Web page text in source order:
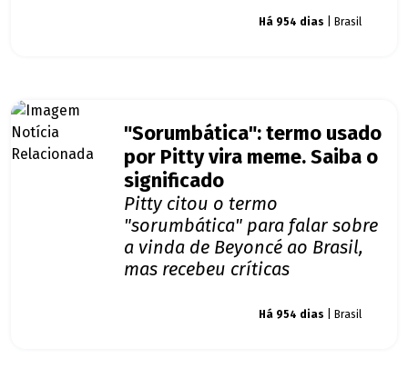
Há 954 dias | Brasil
"Sorumbática": termo usado
por Pitty vira meme. Saiba o
significado
Pitty citou o termo
"sorumbática" para falar sobre
a vinda de Beyoncé ao Brasil,
mas recebeu críticas
Há 954 dias | Brasil